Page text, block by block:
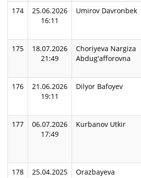
174
25.06.2026
16:11
Umirov Davronbek
175
18.07.2026
21:49
Choriyeva Nargiza
Abdug'afforovna
176
21.06.2026
19:11
Dilyor Bafoyev
177
06.07.2026
17:49
Kurbanov Utkir
178
25.04.2025
Orazbayeva